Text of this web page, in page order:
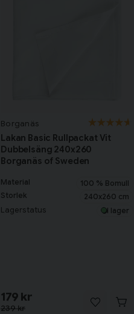
Borganäs
Lakan Basic Rullpackat Vit
Dubbelsäng 240x260
Borganäs of Sweden
Material
100 % Bomull
Storlek
240x260 cm
Lagerstatus I lager
239 kr
179 kr